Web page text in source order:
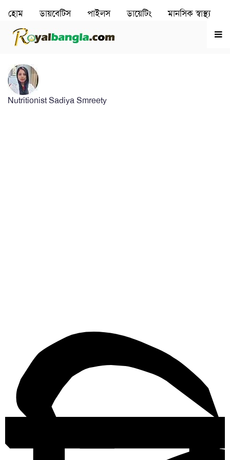
হোম ডায়বেটিস পাইলস ডায়েটিং মানসিক স্বাস্থ‌্য
রূপচর্চা হৃদরোগ
Nutritionist Sadiya Smreety